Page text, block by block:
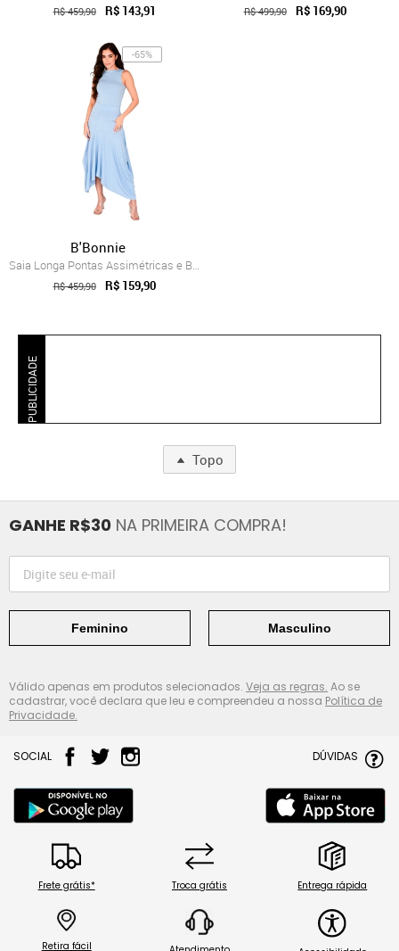
R$ 459,90 R$ 143,91 R$ 499,90 R$ 169,90
-65%
B'Bonnie
Saia Longa Pontas Assimétricas e Bolsos ...
R$ 459,90 R$ 159,90
PUBLICIDADE
Topo
GANHE R$30 NA PRIMEIRA COMPRA!
Feminino Masculino
Válido apenas em produtos selecionados. Veja as regras. Ao se
cadastrar, você declara que leu e compreendeu a nossa Política de
Privacidade.
SOCIAL DÚVIDAS
Frete grátis* Troca grátis Entrega rápida
Retira fácil